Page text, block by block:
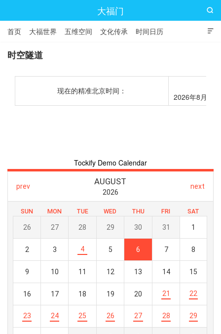
大福门

首页 大福世界 五维空间 文化传承 时间日历

时空隧道
现在的精准北京时间：
2026年8月6日